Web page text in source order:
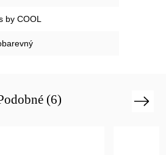
by COOL
(6) Next